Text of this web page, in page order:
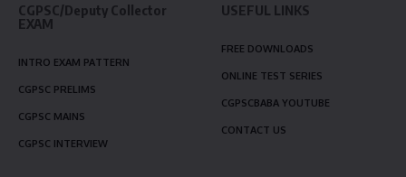
CGPSC/Deputy Collector
EXAM
INTRO EXAM PATTERN
CGPSC PRELIMS
CGPSC MAINS
CGPSC INTERVIEW
USEFUL LINKS
FREE DOWNLOADS
ONLINE TEST SERIES
CGPSCBABA YOUTUBE
CONTACT US